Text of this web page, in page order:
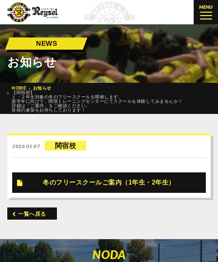
MENU
柏レイソル公認サッカースクール 柏
NEWS
お知らせ
HOME
お知らせ
【関宿校】
１・２年生対象の冬のフリースクールを開催します。
新学年に向けて、関宿トレーニングセンターにてスクールを体験してみませんか！
詳細は「ご案内」をご確認ください。
皆様の参加をお待ちしております！
2026.01.07 関宿校
冬のフリースクールご案内（1年生・2年生）
一覧へ戻る
NODA